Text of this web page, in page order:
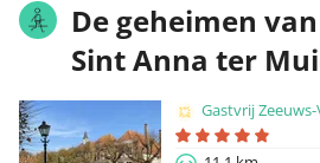
De geheimen
Sint Anna ter
Gastvrij